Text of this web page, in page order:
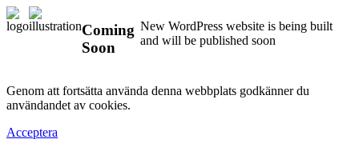
Coming
Soon
New WordPress website is being built
and will be published soon
Genom att fortsätta använda denna webbplats godkänner du
användandet av cookies.
Acceptera